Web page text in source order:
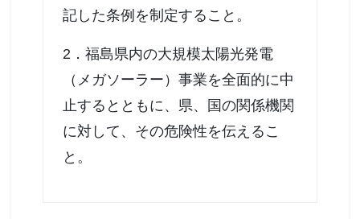
記した条例を制定すること。
2．福島県内の大規模太陽光発電
（メガソーラー）事業を全面的に中
止するとともに、県、国の関係機関
に対して、その危険性を伝えるこ
と。